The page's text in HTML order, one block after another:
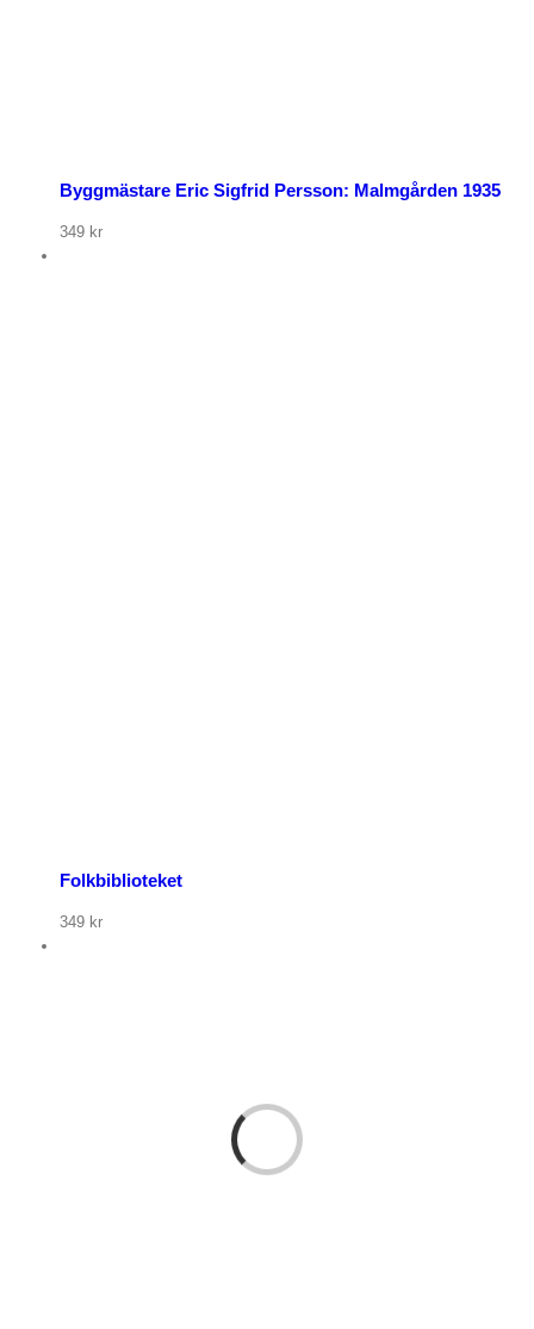
Byggmästare Eric Sigfrid Persson: Malmgården 1935
349 kr
Folkbiblioteket
349 kr